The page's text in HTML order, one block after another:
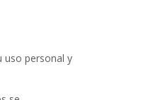
uso personal y